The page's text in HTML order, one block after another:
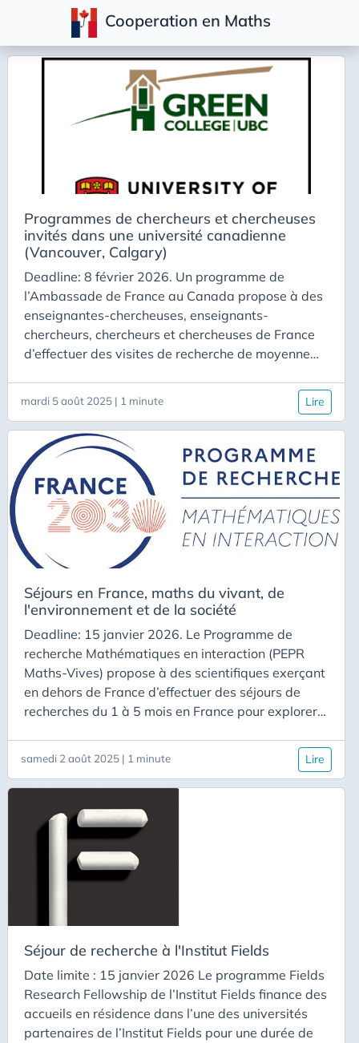
Cooperation en Maths
Programmes de chercheurs et chercheuses
invités dans une université canadienne
(Vancouver, Calgary)
Deadline: 8 février 2026. Un programme de
l’Ambassade de France au Canada propose à des
enseignantes-chercheuses, enseignants-
chercheurs, chercheurs et chercheuses de France
d’effectuer des visites de recherche de moyenne
l’University of Calgary. Information :
https://ca.diplomatie.gouv.fr/fr/programmes-de-
chercheurs-invites-dans-une-universite-
canadienne
mardi 5 août 2025 | 1 minute Lire
Séjours en France, maths du vivant, de
l'environnement et de la société
Deadline: 15 janvier 2026. Le Programme de
recherche Mathématiques en interaction (PEPR
Maths-Vives) propose à des scientifiques exerçant
en dehors de France d’effectuer des séjours de
recherches du 1 à 5 mois en France pour explorer
sciences du vivant, de l’environnement ou de la
société, contribuant ainsi à relever des défis
scientifiques et sociétaux majeurs. L’appel est
ouvert en continu avec chaque année les dates
limites suivantes
samedi 2 août 2025 | 1 minute Lire
Séjour de recherche à l'Institut Fields
Date limite : 15 janvier 2026 Le programme Fields
Research Fellowship de l’Institut Fields finance des
accueils en résidence dans l’une des universités
partenaires de l’Institut Fields pour une durée de